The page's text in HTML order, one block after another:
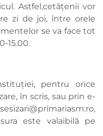
Astfel,cetățenii vor
zi de joi, între orele
se va face tot
15.00.
pentru orice
în scris, sau prin e-
sesizari@primariasm.ro,
este valaibilă pe